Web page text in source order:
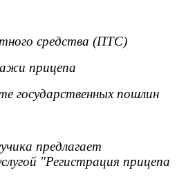
средства (ПТС)
прицепа
государственных пошлин
предлагает
"Регистрация прицепа